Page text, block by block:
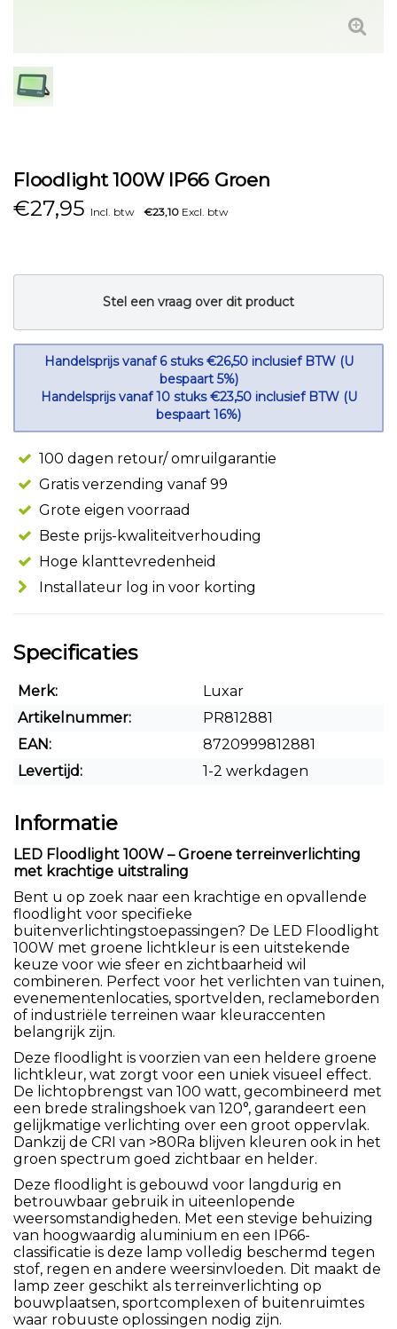
Floodlight 100W IP66 Groen
€27,95 Incl. btw €23,10 Excl. btw
Stel een vraag over dit product
Handelsprijs vanaf 6 stuks €26,50 inclusief BTW (U
bespaart 5%)
Handelsprijs vanaf 10 stuks €23,50 inclusief BTW (U
bespaart 16%)
100 dagen retour/ omruilgarantie
Gratis verzending vanaf 99
Grote eigen voorraad
Beste prijs-kwaliteitverhouding
Hoge klanttevredenheid
Installateur log in voor korting
Specificaties
Merk:
Luxar
Artikelnummer:
PR812881
EAN:
8720999812881
Levertijd:
1-2 werkdagen
Informatie
LED Floodlight 100W – Groene terreinverlichting
met krachtige uitstraling
Bent u op zoek naar een krachtige en opvallende
floodlight voor specifieke
buitenverlichtingstoepassingen? De LED Floodlight
100W met groene lichtkleur is een uitstekende
keuze voor wie sfeer en zichtbaarheid wil
combineren. Perfect voor het verlichten van tuinen,
evenementenlocaties, sportvelden, reclameborden
of industriële terreinen waar kleuraccenten
belangrijk zijn.
Deze floodlight is voorzien van een heldere groene
lichtkleur, wat zorgt voor een uniek visueel effect.
De lichtopbrengst van 100 watt, gecombineerd met
een brede stralingshoek van 120°, garandeert een
gelijkmatige verlichting over een groot oppervlak.
Dankzij de CRI van >80Ra blijven kleuren ook in het
groen spectrum goed zichtbaar en helder.
Deze floodlight is gebouwd voor langdurig en
betrouwbaar gebruik in uiteenlopende
weersomstandigheden. Met een stevige behuizing
van hoogwaardig aluminium en een IP66-
classificatie is deze lamp volledig beschermd tegen
stof, regen en andere weersinvloeden. Dit maakt de
lamp zeer geschikt als terreinverlichting op
bouwplaatsen, sportcomplexen of buitenruimtes
waar robuuste oplossingen nodig zijn.